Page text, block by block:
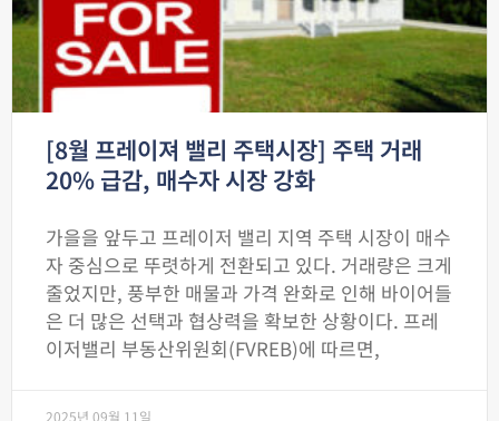
[8월 프레이져 밸리 주택시장] 주택 거래
20% 급감, 매수자 시장 강화
가을을 앞두고 프레이저 밸리 지역 주택 시장이 매수
자 중심으로 뚜렷하게 전환되고 있다. 거래량은 크게
줄었지만, 풍부한 매물과 가격 완화로 인해 바이어들
은 더 많은 선택과 협상력을 확보한 상황이다. 프레
이저밸리 부동산위원회(FVREB)에 따르면,
2025년 09월 11일